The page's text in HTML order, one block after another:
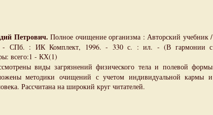
Петрович. Полное очищение организма : Авторский учебник /
- СПб. : ИК Комплект, 1996. - 330 с. : ил. - (В гармонии с
всего:1 - КХ(1)
виды загрязнений физического тела и полевой формы
методики очищений с учетом индивидуальной кармы и
Рассчитана на широкий круг читателей.